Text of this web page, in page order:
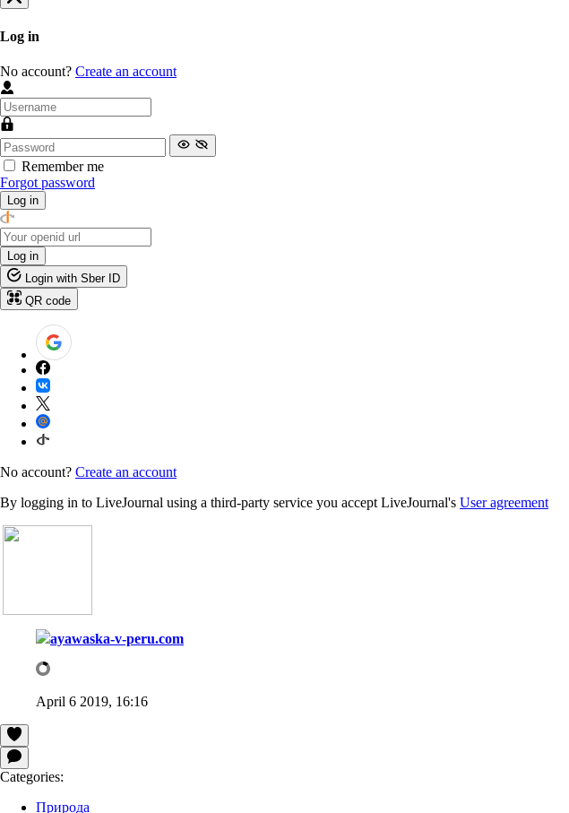
Log in
No account? Create an account
Remember me
Forgot password
Log in
Log in
Login with Sber ID
QR code
No account? Create an account
By logging in to LiveJournal using a third-party service you accept LiveJournal's User agreement
ayawaska-v-peru.com
April 6 2019, 16:16
Categories:
Природа